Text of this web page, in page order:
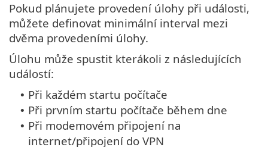
Pokud plánujete provedení úlohy při události,
můžete definovat minimální interval mezi
dvěma provedeními úlohy.
Úlohu může spustit kterákoli z následujících
událostí:
• Při každém startu počítače
• Při prvním startu počítače během dne
• Při modemovém připojení na
internet/připojení do VPN